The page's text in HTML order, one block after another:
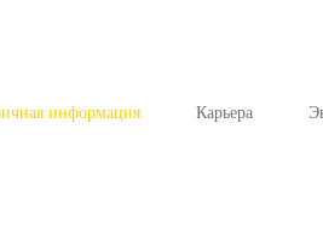
информация Карьера